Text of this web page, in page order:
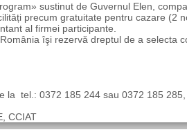
sustinut de Guvernul Elen,
precum gratuitate pentru cazare (2
al firmei participante.
îşi rezervă dreptul de a selecta
la tel.: 0372 185 244 sau 0372 185
CCIAT